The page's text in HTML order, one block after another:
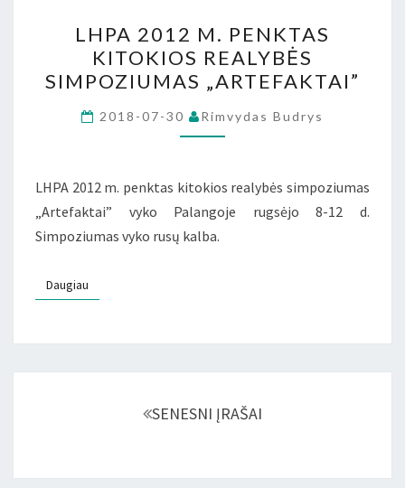
2012
M.
PENKTAS
KITOKIOS
REALYBĖS
„ARTEFAKTAI”
LHPA 2012 M. PENKTAS
KITOKIOS REALYBĖS
SIMPOZIUMAS „ARTEFAKTAI”
2018-07-30 Rimvydas Budrys
LHPA 2012 m. penktas kitokios realybės simpoziumas
„Artefaktai” vyko Palangoje rugsėjo 8-12 d.
Simpoziumas vyko rusų kalba.
Daugiau
SENESNI ĮRAŠAI